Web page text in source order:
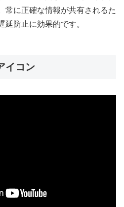
常に正確な情報が共有されるた
延防止に効果的です。
イコン